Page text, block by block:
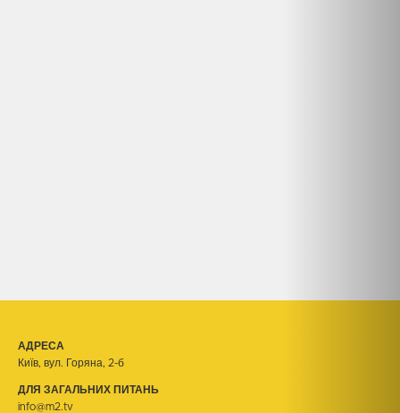
АДРЕСА
Київ, вул. Горяна, 2-б
ДЛЯ ЗАГАЛЬНИХ ПИТАНЬ
info@m2.tv